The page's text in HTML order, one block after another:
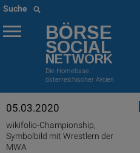
Suche
BÖRSE
SOCIAL
NETWORK
Die Homebase
österreichischer Aktien
05.03.2020
wikifolio-Championship,
Symbolbild mit Wrestlern der
MWA